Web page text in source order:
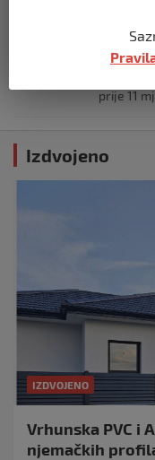
Papa
prije 11
Izdvojeno
IZDVOJENO
Vrhunska PVC i
njemačkih